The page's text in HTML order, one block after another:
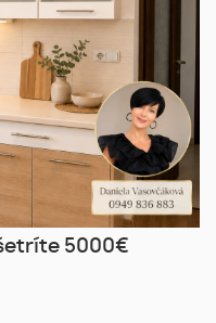
5000€